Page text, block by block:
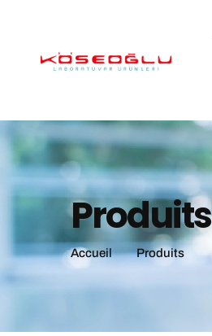
Produits
Accueil Produits